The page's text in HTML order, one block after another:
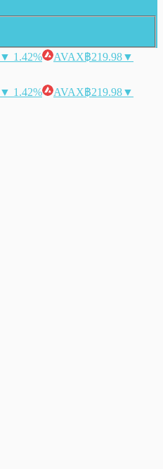
▼ 1.42% AVAX฿219.98▼
▼ 1.42% AVAX฿219.98▼